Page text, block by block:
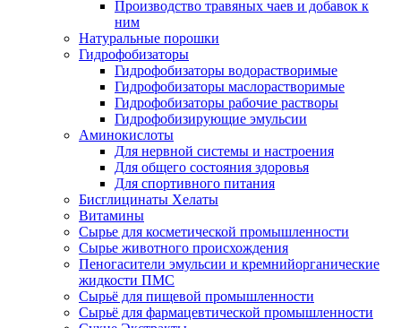
Производство травяных чаев и добавок к
ним
Натуральные порошки
Гидрофобизаторы
Гидрофобизаторы водорастворимые
Гидрофобизаторы маслорастворимые
Гидрофобизаторы рабочие растворы
Гидрофобизирующие эмульсии
Аминокислоты
Для нервной системы и настроения
Для общего состояния здоровья
Для спортивного питания
Бисглицинаты Хелаты
Витамины
Сырье для косметической промышленности
Сырье животного происхождения
Пеногасители эмульсии и кремнийорганические
жидкости ПМС
Сырьё для пищевой промышленности
Сырьё для фармацевтической промышленности